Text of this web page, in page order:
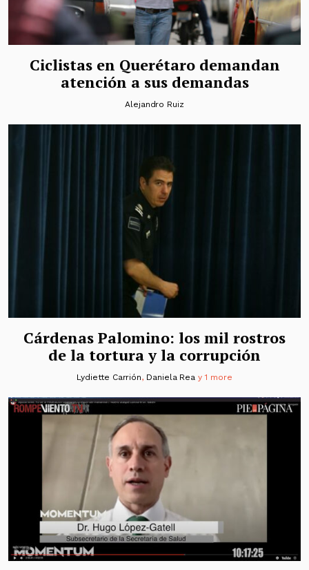
Ciclistas en Querétaro demandan
atención a sus demandas
Alejandro Ruiz
Cárdenas Palomino: los mil rostros
de la tortura y la corrupción
Lydiette Carrión, Daniela Rea y 1 more